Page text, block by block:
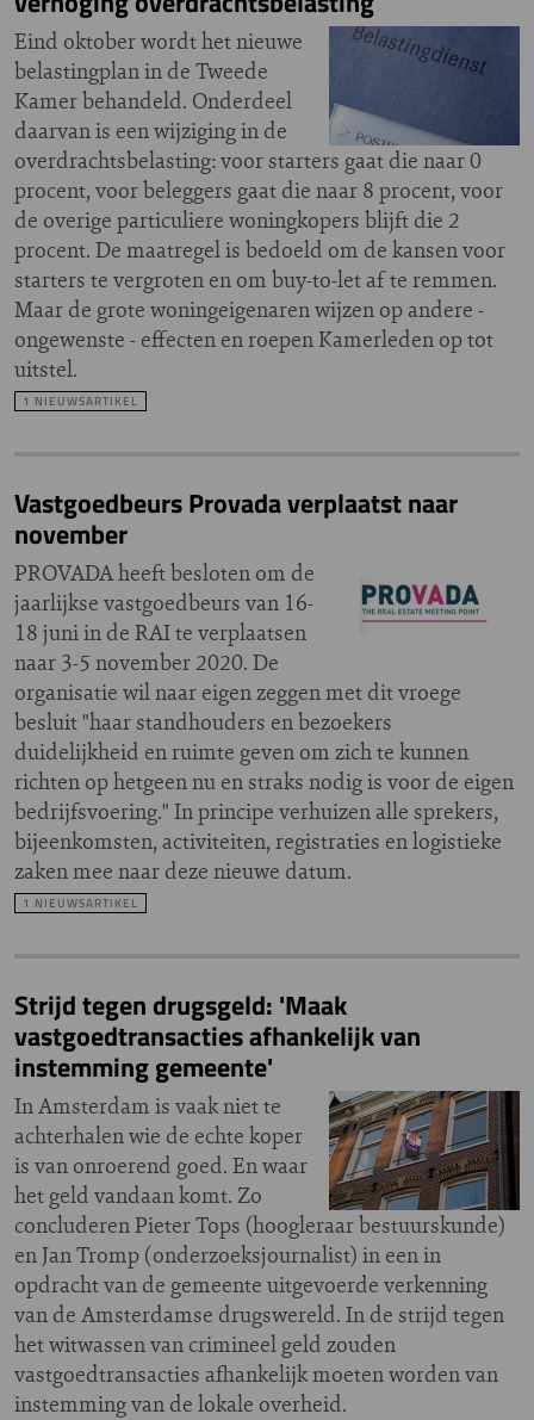
Eind oktober wordt het nieuwe
belastingplan in de Tweede
Kamer behandeld. Onderdeel
daarvan is een wijziging in de
overdrachtsbelasting: voor starters gaat die naar 0
procent, voor beleggers gaat die naar 8 procent, voor
de overige particuliere woningkopers blijft die 2
procent. De maatregel is bedoeld om de kansen voor
starters te vergroten en om buy-to-let af te remmen.
Maar de grote woningeigenaren wijzen op andere -
ongewenste - effecten en roepen Kamerleden op tot
uitstel.
1 NIEUWSARTIKEL
Vastgoedbeurs Provada verplaatst naar
november
PROVADA heeft besloten om de
jaarlijkse vastgoedbeurs van 16-
18 juni in de RAI te verplaatsen
naar 3-5 november 2020. De
organisatie wil naar eigen zeggen met dit vroege
besluit "haar standhouders en bezoekers
duidelijkheid en ruimte geven om zich te kunnen
richten op hetgeen nu en straks nodig is voor de eigen
bedrijfsvoering." In principe verhuizen alle sprekers,
bijeenkomsten, activiteiten, registraties en logistieke
zaken mee naar deze nieuwe datum.
1 NIEUWSARTIKEL
Strijd tegen drugsgeld: 'Maak
vastgoedtransacties afhankelijk van
instemming gemeente'
In Amsterdam is vaak niet te
achterhalen wie de echte koper
is van onroerend goed. En waar
het geld vandaan komt. Zo
concluderen Pieter Tops (hoogleraar bestuurskunde)
en Jan Tromp (onderzoeksjournalist) in een in
opdracht van de gemeente uitgevoerde verkenning
van de Amsterdamse drugswereld. In de strijd tegen
het witwassen van crimineel geld zouden
vastgoedtransacties afhankelijk moeten worden van
instemming van de lokale overheid.